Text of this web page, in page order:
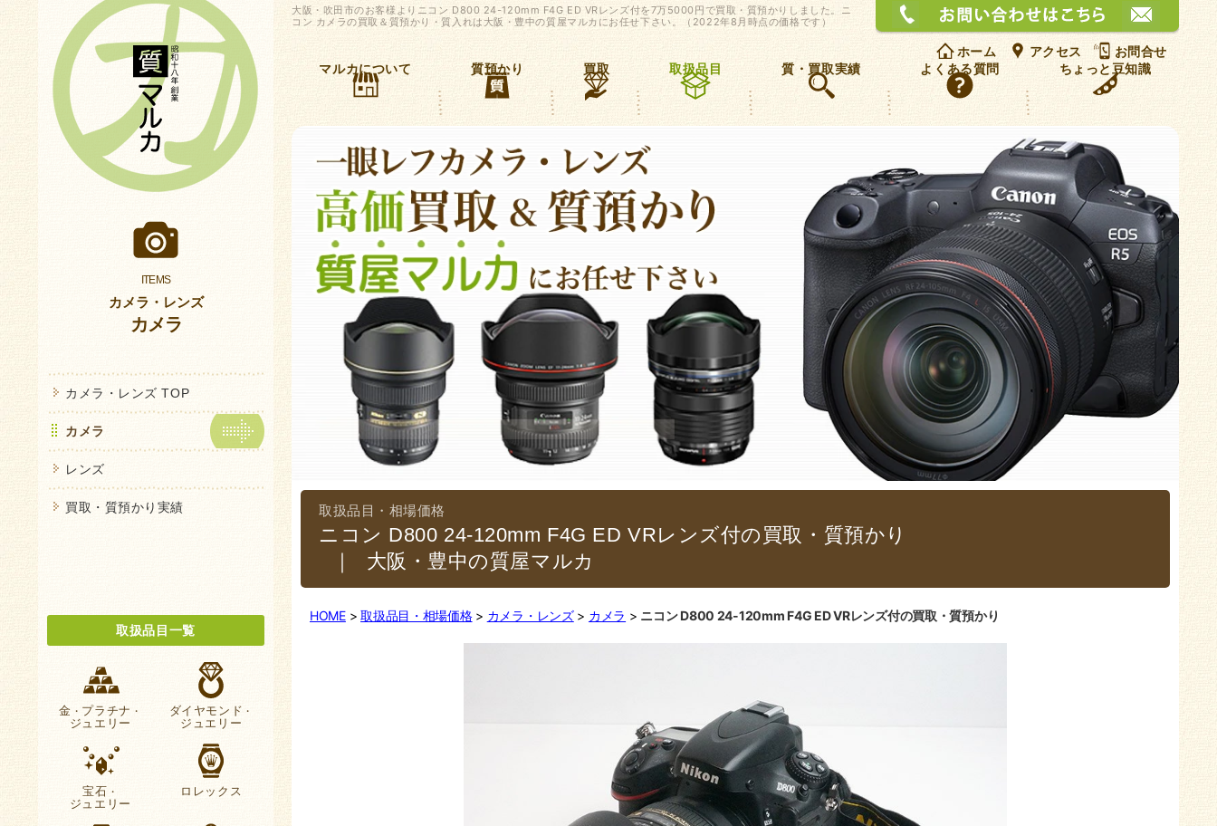
大阪・吹田市のお客様よりニコン D800 24-120mm F4G ED VRレンズ付を7万5000円で買取・質預かりしました。ニ
コン カメラの買取＆質預かり・質入れは大阪・豊中の質屋マルカにお任せ下さい。（2022年8月時点の価格です）
ホーム アクセス
お問合せ
マルカについて
質預かり 買取 取扱品目 質・買取実績 よくある質問 ちょっと豆知識
ニコン D800 24-120mm F4G ED VRレンズ付の買取・質預かり
｜大阪・豊中の質屋マルカ
HOME 取扱品目・相場価格 カメラ・レンズ カメラ ニコン D800 24-120mm F4G ED VRレンズ付の買取・質預かり
カメラ・レンズ
カメラ
カメラ・レンズ TOP
カメラ
レンズ
買取・質預かり実績
取扱品目一覧
金 ・ プラチナ ・
ジュエリー
ダイヤモンド ・
ジュエリー
宝石 ・
ジュエリー
ロレックス